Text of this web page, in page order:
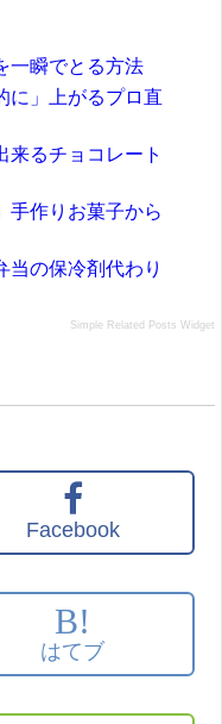
一瞬でとる方法
に」上がるプロ直
来るチョコレート
手作りお菓子から
当の保冷剤代わり
Simple Related Posts Widget
Facebook
B!
はてブ